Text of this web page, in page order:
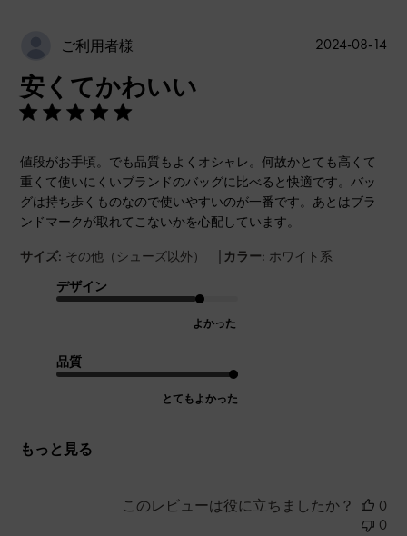
ご利用者様
安くてかわいい
値段がお手頃。でも品質もよくオシャレ。何故かとても高くて
重くて使いにくいブランドのバッグに比べると快適です。バッ
グは持ち歩くものなので使いやすいのが一番です。あとはブラ
ンドマークが取れてこないかを心配しています。
サイズ: その他（シューズ以外） | カラー: ホワイト系
デザイン
よかった
品質
とてもよかった
もっと見る
公
2024-08-14
このレビューは役に立ちましたか？
0
0